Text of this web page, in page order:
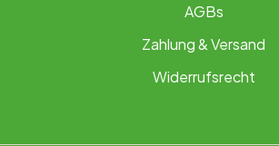
AGBs
Zahlung & Versand
Widerrufsrecht